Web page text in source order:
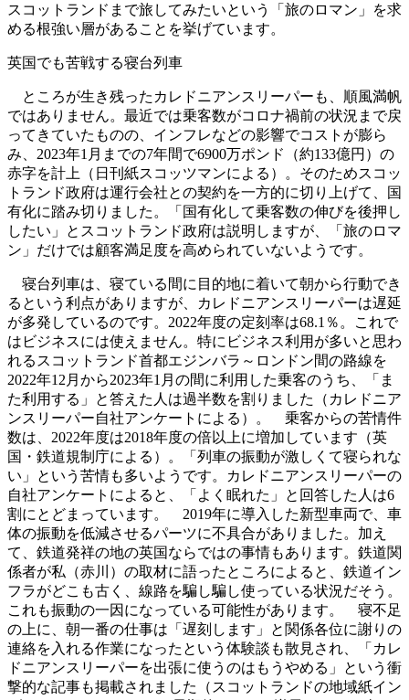
スコットランドまで旅してみたいという「旅のロマン」を求
める根強い層があることを挙げています。
英国でも苦戦する寝台列車
ところが生き残ったカレドニアンスリーパーも、順風満帆
ではありません。最近では乗客数がコロナ禍前の状況まで戻
ってきていたものの、インフレなどの影響でコストが膨ら
み、2023年1月までの7年間で6900万ポンド（約133億円）の
赤字を計上（日刊紙スコッツマンによる）。そのためスコッ
トランド政府は運行会社との契約を一方的に切り上げて、国
有化に踏み切りました。「国有化して乗客数の伸びを後押し
したい」とスコットランド政府は説明しますが、「旅のロマ
ン」だけでは顧客満足度を高められていないようです。
寝台列車は、寝ている間に目的地に着いて朝から行動でき
るという利点がありますが、カレドニアンスリーパーは遅延
が多発しているのです。2022年度の定刻率は68.1％。これで
はビジネスには使えません。特にビジネス利用が多いと思わ
れるスコットランド首都エジンバラ～ロンドン間の路線を
2022年12月から2023年1月の間に利用した乗客のうち、「ま
た利用する」と答えた人は過半数を割りました（カレドニア
ンスリーパー自社アンケートによる）。 乗客からの苦情件
数は、2022年度は2018年度の倍以上に増加しています（英
国・鉄道規制庁による）。「列車の振動が激しくて寝られな
い」という苦情も多いようです。カレドニアンスリーパーの
自社アンケートによると、「よく眠れた」と回答した人は6
割にとどまっています。 2019年に導入した新型車両で、車
体の振動を低減させるパーツに不具合がありました。加え
て、鉄道発祥の地の英国ならではの事情もあります。鉄道関
係者が私（赤川）の取材に語ったところによると、鉄道イン
フラがどこも古く、線路を騙し騙し使っている状況だそう。
これも振動の一因になっている可能性があります。 寝不足
の上に、朝一番の仕事は「遅刻します」と関係各位に謝りの
連絡を入れる作業になったという体験談も散見され、「カレ
ドニアンスリーパーを出張に使うのはもうやめる」という衝
撃的な記事も掲載されました（スコットランドの地域紙イン